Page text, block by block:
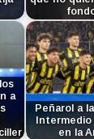
a
Peñarol a
en la